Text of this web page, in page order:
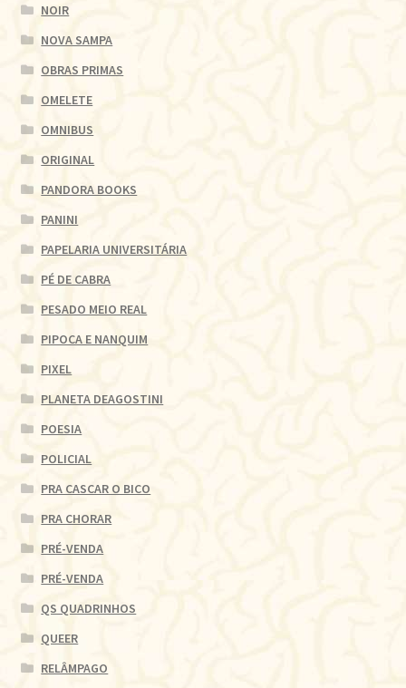
NOIR
NOVA SAMPA
OBRAS PRIMAS
OMELETE
OMNIBUS
ORIGINAL
PANDORA BOOKS
PANINI
PAPELARIA UNIVERSITÁRIA
PÉ DE CABRA
PESADO MEIO REAL
PIPOCA E NANQUIM
PIXEL
PLANETA DEAGOSTINI
POESIA
POLICIAL
PRA CASCAR O BICO
PRA CHORAR
PRÉ-VENDA
PRÉ-VENDA
QS QUADRINHOS
QUEER
RELÂMPAGO